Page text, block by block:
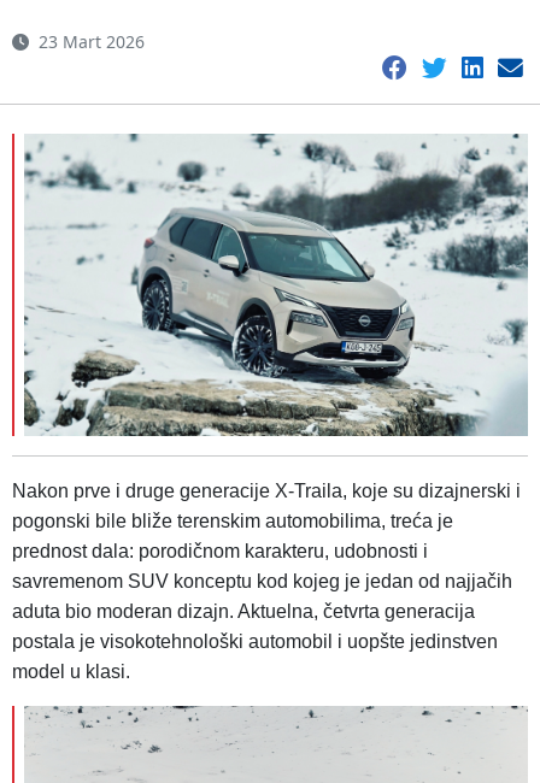
23 Mart 2026
Nakon prve i druge generacije X-Traila, koje su dizajnerski i
pogonski bile bliže terenskim automobilima, treća je
prednost dala: porodičnom karakteru, udobnosti i
savremenom SUV konceptu kod kojeg je jedan od najjačih
aduta bio moderan dizajn. Aktuelna, četvrta generacija
postala je visokotehnološki automobil i uopšte jedinstven
model u klasi.